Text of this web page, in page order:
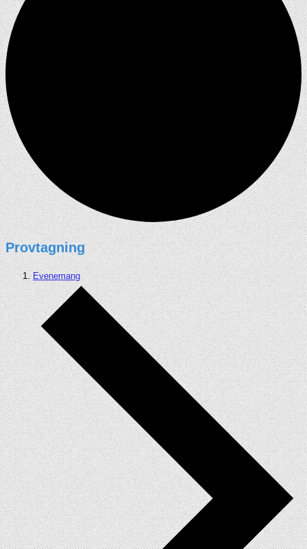
Provtagning
Evenemang